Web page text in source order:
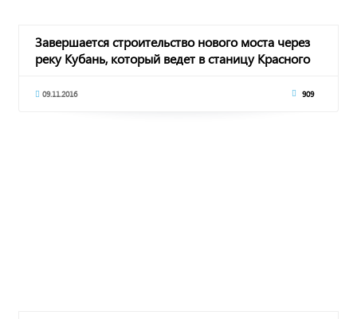
Завершается строительство нового моста через
реку Кубань, который ведет в станицу Красного
09.11.2016 909